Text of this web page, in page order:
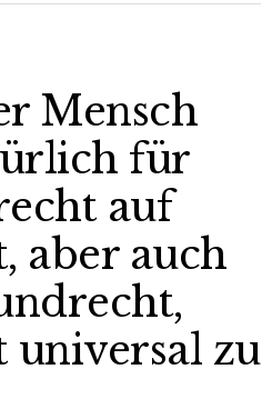
Mensch
für
auf
aber auch
zu